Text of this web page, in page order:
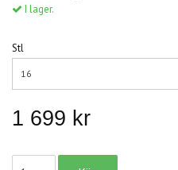
I lager.
Stl
16
1 699 kr